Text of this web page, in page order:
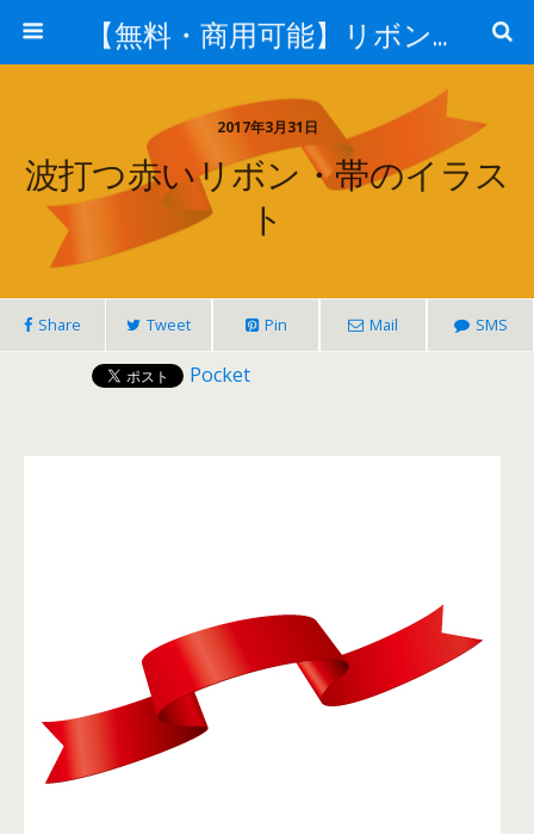
【無料・商用可能】リボン・タグイラレ素材ダウンロード
2017年3月31日
波打つ赤いリボン・帯のイラス
ト
Share Tweet Pin Mail SMS
Pocket